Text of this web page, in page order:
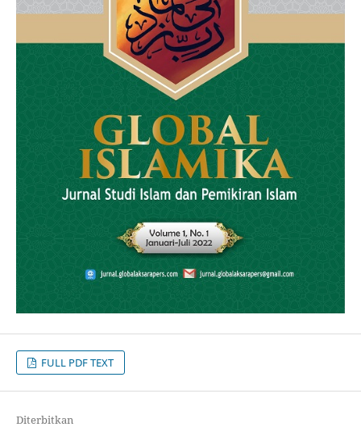
FULL PDF TEXT
Diterbitkan